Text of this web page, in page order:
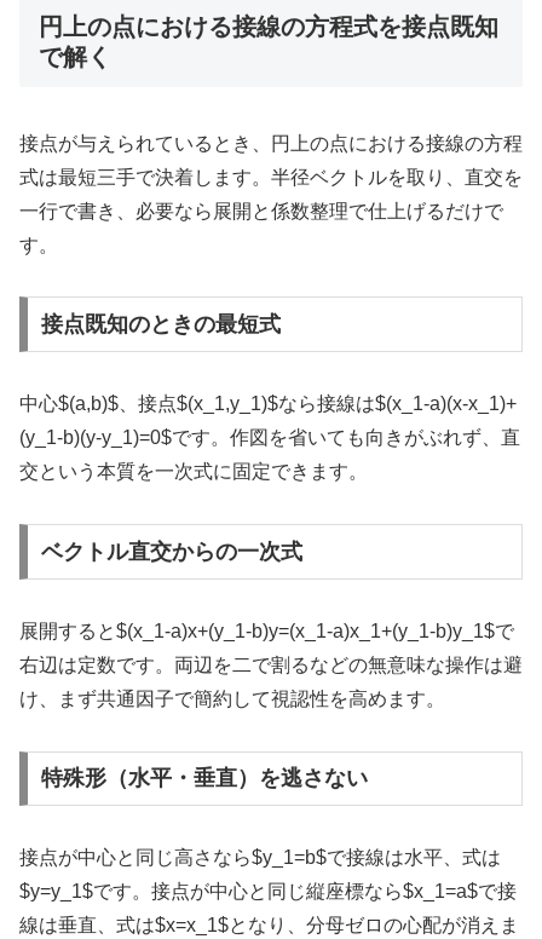
円上の点における接線の方程式を接点既知
で解く
接点が与えられているとき、円上の点における接線の方程
式は最短三手で決着します。半径ベクトルを取り、直交を
一行で書き、必要なら展開と係数整理で仕上げるだけで
す。
接点既知のときの最短式
中心$(a,b)$ 、接点$(x_1,y_1)$なら接線は$(x_1-a)(x-x_1)+
(y_1-b)(y-y_1)=0$です。作図を省いても向きがぶれず、直
交という本質を一次式に固定できます。
ベクトル直交からの一次式
展開すると$(x_1-a)x+(y_1-b)y=(x_1-a)x_1+(y_1-b)y_1$で
右辺は定数です。両辺を二で割るなどの無意味な操作は避
け、まず共通因子で簡約して視認性を高めます。
特殊形（水平・垂直）を逃さない
接点が中心と同じ高さなら$y_1=b$で接線は水平、式は
$y=y_1$です。接点が中心と同じ縦座標なら$x_1=a$で接
線は垂直、式は$x=x_1$となり、分母ゼロの心配が消えま